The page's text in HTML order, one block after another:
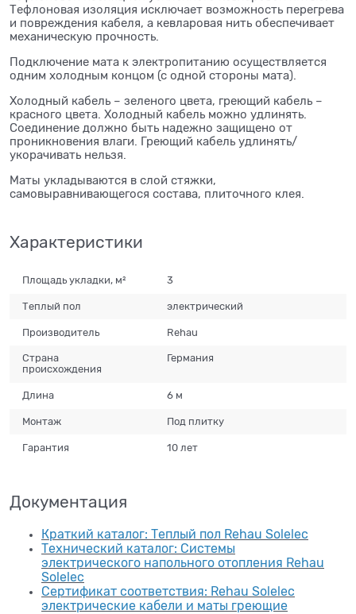
Тефлоновая изоляция исключает возможность перегрева
и повреждения кабеля, а кевларовая нить обеспечивает
механическую прочность.
Подключение мата к электропитанию осуществляется
одним холодным концом (с одной стороны мата).
Холодный кабель – зеленого цвета, греющий кабель –
красного цвета. Холодный кабель можно удлинять.
Соединение должно быть надежно защищено от
проникновения влаги. Греющий кабель удлинять/
укорачивать нельзя.
Маты укладываются в слой стяжки,
самовыравнивающегося состава, плиточного клея.
Характеристики
Площадь укладки, м² 3
Теплый пол электрический
Производитель Rehau
Страна
происхождения
Германия
Длина 6 м
Монтаж Под плитку
Гарантия 10 лет
Документация
Краткий каталог: Теплый пол Rehau Solelec
Технический каталог: Системы
электрического напольного отопления Rehau
Solelec
Сертификат соответствия: Rehau Solelec
электрические кабели и маты греющие